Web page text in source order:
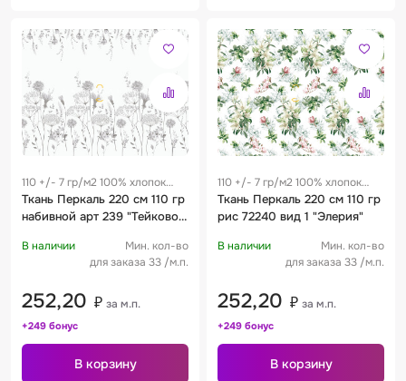
110 +/- 7 гр/м2 100% хлопок
0.25 м
Ткань Перкаль 220 см 110 гр
набивной арт 239 "Тейково"
В наличии
Мин. кол-во
для заказа 33 /м.п.
252,20 ₽ за м.п.
+249 бонус
В корзину
110 +/- 7 гр/м2 100% хлопок
0.25 м
Ткань Перкаль 220 см 110 гр
рис 72240 вид 1 "Элерия"
В наличии
Мин. кол-во
для заказа 33 /м.п.
252,20 ₽ за м.п.
+249 бонус
В корзину